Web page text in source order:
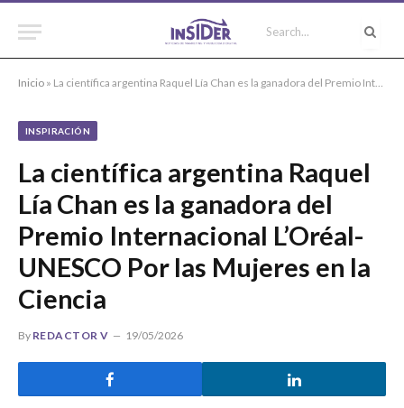
Inicio » La científica argentina Raquel Lía Chan es la ganadora del Premio Internacional L’Oréal-UNESCO Por las Mujeres en la Ciencia
INSPIRACIÓN
La científica argentina Raquel
Lía Chan es la ganadora del
Premio Internacional L’Oréal-
UNESCO Por las Mujeres en la
Ciencia
By REDACTOR V 19/05/2026